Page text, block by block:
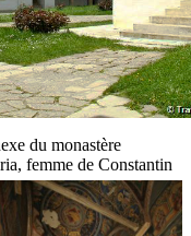
du monastère
femme de Constantin